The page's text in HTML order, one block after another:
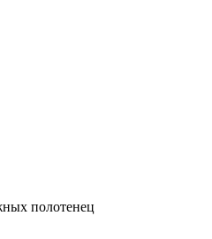
полотенец